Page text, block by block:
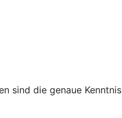
sind die genaue